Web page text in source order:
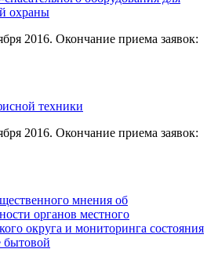
охраны
2016. Окончание приема заявок:
техники
2016. Окончание приема заявок:
мнения об
органов местного
округа и мониторинга состояния
бытовой